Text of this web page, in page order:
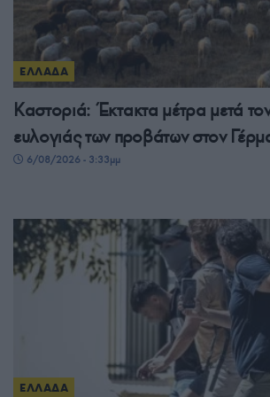
ΕΛΛΑΔΑ
Καστοριά: Έκτακτα μέτρα μετά
ευλογιάς των προβάτων στον
6/08/2026 - 3:33μμ
ΕΛΛΑΔΑ